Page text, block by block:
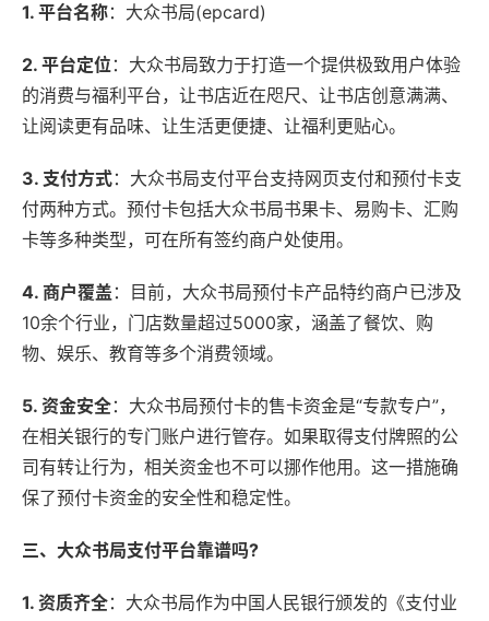
1. 平台名称：大众书局(epcard)
2. 平台定位：大众书局致力于打造一个提供极致用户体验
的消费与福利平台，让书店近在咫尺、让书店创意满满、
让阅读更有品味、让生活更便捷、让福利更贴心。
3. 支付方式：大众书局支付平台支持网页支付和预付卡支
付两种方式。预付卡包括大众书局书果卡、易购卡、汇购
卡等多种类型，可在所有签约商户处使用。
4. 商户覆盖 ：目前，大众书局预付卡产品特约商户已涉及
10余个行业，门店数量超过5000家，涵盖了餐饮、购
物、娱乐、教育等多个消费领域。
5. 资金安全：大众书局预付卡的售卡资金是“专款专户”，
在相关银行的专门账户进行管存。如果取得支付牌照的公
司有转让行为，相关资金也不可以挪作他用。这一措施确
保了预付卡资金的安全性和稳定性。
三、大众书局支付平台靠谱吗?
1. 资质齐全：大众书局作为中国人民银行颁发的《支付业